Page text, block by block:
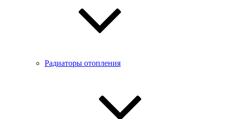
Радиаторы отопления